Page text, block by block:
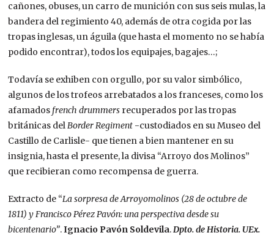
cañones, obuses, un carro de munición con sus seis mulas, la
bandera del regimiento 40, además de otra cogida por las
tropas inglesas, un águila (que hasta el momento no se había
podido encontrar), todos los equipajes, bagajes…;
Todavía se exhiben con orgullo, por su valor simbólico,
algunos de los trofeos arrebatados a los franceses, como los
afamados french drummers recuperados por las tropas
británicas delBorder Regiment -custodiados en su Museo del
Castillo de Carlisle- que tienen a bien mantener en su
insignia, hasta el presente, la divisa “Arroyo dos Molinos”
que recibieran como recompensa de guerra.
Extracto de “La sorpresa de Arroyomolinos (28 de octubre de
1811) y Francisco Pérez Pavón: una perspectiva desde su
bicentenario”.Ignacio Pavón Soldevila.Dpto. de Historia. UEx.